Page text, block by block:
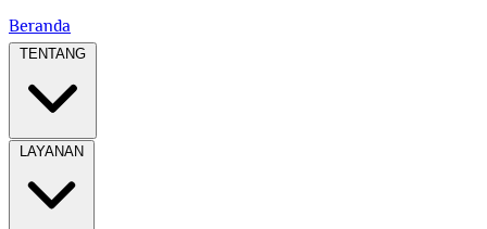
Beranda
TENTANG
LAYANAN